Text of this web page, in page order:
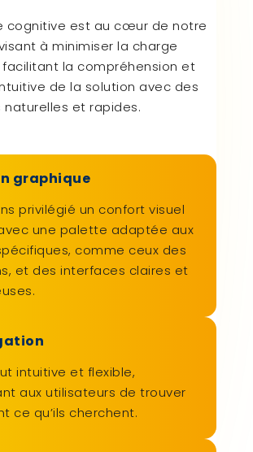
cognitive est au cœur de notre
à minimiser la charge
la compréhension et
de la solution avec des
et rapides.
graphique
privilégié un confort visuel
une palette adaptée aux
comme ceux des
et des interfaces claires et
intuitive et flexible,
aux utilisateurs de trouver
ce qu’ils cherchent.